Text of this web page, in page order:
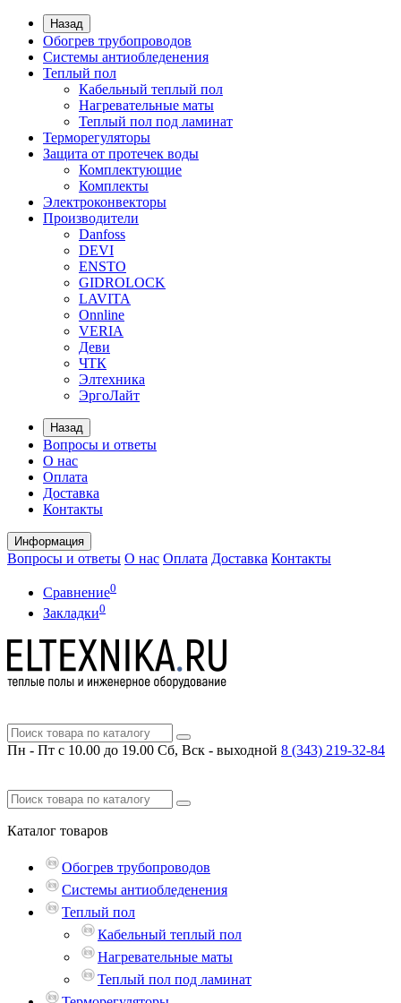
Назад
Обогрев трубопроводов
Системы антиобледенения
Теплый пол
Кабельный теплый пол
Нагревательные маты
Теплый пол под ламинат
Терморегуляторы
Защита от протечек воды
Комплектующие
Комплекты
Электроконвекторы
Производители
Danfoss
DEVI
ENSTO
GIDROLOCK
LAVITA
Onnline
VERIA
Деви
ЧТК
Элтехника
ЭргоЛайт
Назад
Вопросы и ответы
О нас
Оплата
Доставка
Контакты
Информация
Вопросы и ответы О нас Оплата Доставка Контакты
Сравнение0
Закладки0
Пн - Пт с 10.00 до 19.00 Сб, Вск - выходной 8 (343) 219-32-84
Каталог товаров
Обогрев трубопроводов
Системы антиобледенения
Теплый пол
Кабельный теплый пол
Нагревательные маты
Теплый пол под ламинат